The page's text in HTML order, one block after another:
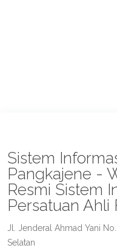
Sistem
Pangkajene -
Resmi Sistem
Persatuan Ahli
Jl. Jenderal Ahmad Yani
Selatan